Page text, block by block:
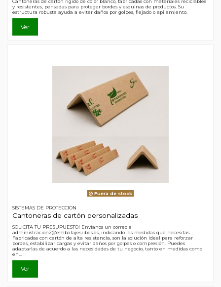
Cantoneras de cartón rígido de color blanco, fabricadas con materiales reciclables
y resistentes, pensadas para proteger bordes y esquinas de productos. Su
estructura robusta ayuda a evitar daños por golpes, flejado o apilamiento.
Ver
Fuera de stock
SISTEMAS DE PROTECCION
Cantoneras de cartón personalizadas
SOLICITA TU PRESUPUESTO! Envíanos un correo a
administracion2@embalajesribes.es, indicando las medidas que necesitas.
Fabricadas con cartón de alta resistencia, son la solución ideal para reforzar
bordes, estabilizar cargas y evitar daños por golpes o compresión. Puedes
adaptarlas de acuerdo a las necesidades de tu negocio, tanto en medidas como
en...
Ver